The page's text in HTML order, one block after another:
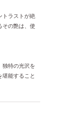
トラストが絶
その艶は、使
独特の光沢を
堪能すること